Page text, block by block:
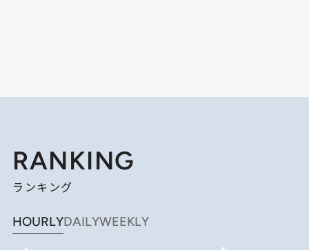
RANKING
ランキング
HOURLYDAILYWEEKLY